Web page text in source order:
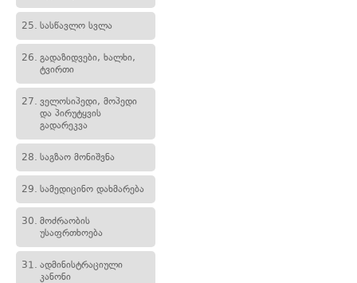
25. სასწავლო სვლა
26. გადაზიდვები, ხალხი,
ტვირთი
27. ველოსიპედი, მოპედი
და პირუტყვის
გადარეკვა
28. საგზაო მონიშვნა
29. სამედიცინო დახმარება
30. მოძრაობის
უსაფრთხოება
31. ადმინისტრაციული
კანონი